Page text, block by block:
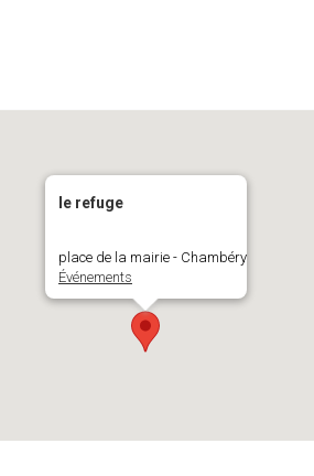
le refuge
place de la mairie - Chambéry
Événements